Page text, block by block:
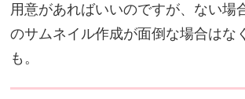
用意があればいいのですが、ない場
のサムネイル作成が面倒な場合はな
も。